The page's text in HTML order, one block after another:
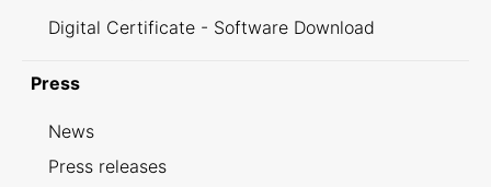
Digital Certificate - Software Download
Press
News
Press releases